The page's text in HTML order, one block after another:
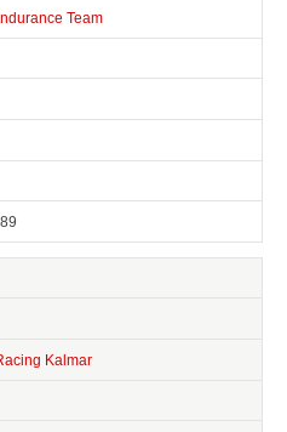
Team
Kalmar